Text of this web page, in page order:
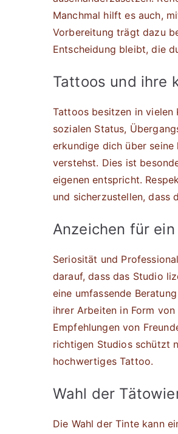
Manchmal hilft es auch,
Vorbereitung trägt dazu
Entscheidung bleibt, die
Tattoos und ihre
Tattoos besitzen in vielen
sozialen Status,
erkundige dich über
verstehst. Dies ist
eigenen entspricht.
und sicherzustellen, dass
Anzeichen für
Seriosität und
darauf, dass das Studio
eine umfassende
ihrer Arbeiten in Form
Empfehlungen von
richtigen Studios schützt
hochwertiges Tattoo.
Wahl der
Die Wahl der Tinte kann